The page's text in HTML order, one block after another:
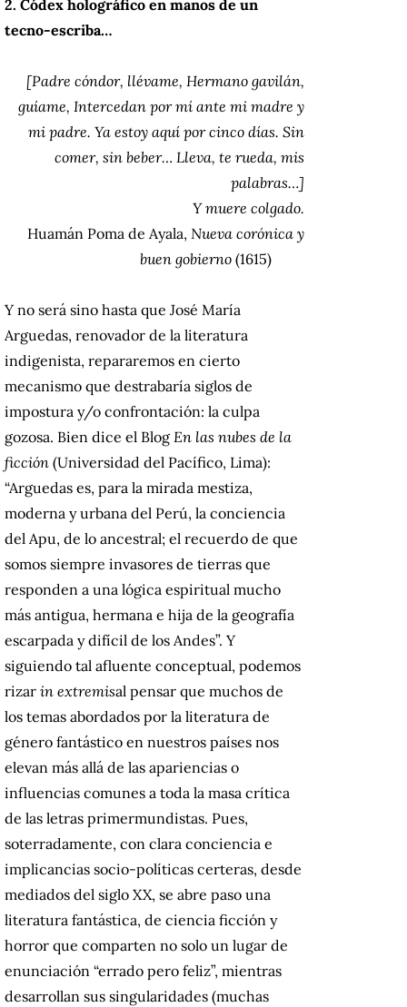
2. Códex holográfico en manos de un
tecno-escriba…
[Padre cóndor, llévame, Hermano gavilán,
guíame, Intercedan por mí ante mi madre y
mi padre. Ya estoy aquí por cinco días. Sin
comer, sin beber… Lleva, te rueda, mis
palabras…]
Y muere colgado.
Huamán Poma de Ayala, Nueva corónica y
buen gobierno (1615)
Y no será sino hasta que José María
Arguedas, renovador de la literatura
indigenista, repararemos en cierto
mecanismo que destrabaría siglos de
impostura y/o confrontación: la culpa
gozosa. Bien dice el Blog En las nubes de la
ficción (Universidad del Pacífico, Lima):
“Arguedas es, para la mirada mestiza,
moderna y urbana del Perú, la conciencia
del Apu, de lo ancestral; el recuerdo de que
somos siempre invasores de tierras que
responden a una lógica espiritual mucho
más antigua, hermana e hija de la geografía
escarpada y difícil de los Andes”. Y
siguiendo tal afluente conceptual, podemos
rizar in extremisal pensar que muchos de
los temas abordados por la literatura de
género fantástico en nuestros países nos
elevan más allá de las apariencias o
influencias comunes a toda la masa crítica
de las letras primermundistas. Pues,
soterradamente, con clara conciencia e
implicancias socio-políticas certeras, desde
mediados del siglo XX, se abre paso una
literatura fantástica, de ciencia ficción y
horror que comparten no solo un lugar de
enunciación “errado pero feliz”, mientras
desarrollan sus singularidades (muchas